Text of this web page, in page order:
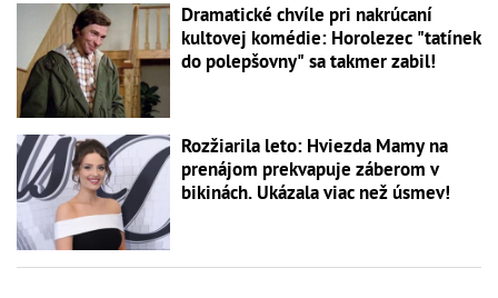
Dramatické chvíle pri nakrúcaní
kultovej komédie: Horolezec "tatínek
do polepšovny" sa takmer zabil!
Rozžiarila leto: Hviezda Mamy na
prenájom prekvapuje záberom v
bikinách. Ukázala viac než úsmev!